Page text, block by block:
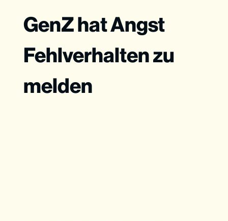
GenZ hat Angst
Fehlverhalten zu
melden